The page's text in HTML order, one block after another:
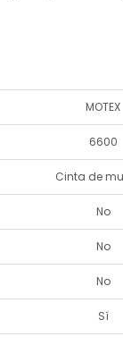
MOTEX
6600
Cinta de
No
No
No
Sí